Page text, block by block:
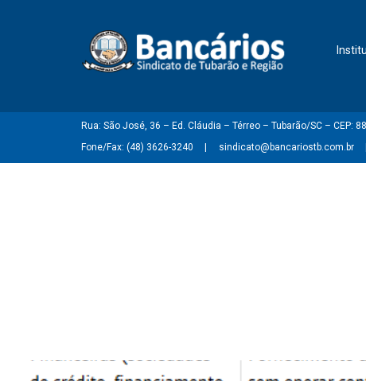
Rua: São José, 36 – Ed. Cláudia – Térreo – Tubarão/SC – CEP:
Fone/Fax: (48) 3626-3240
sindicato@bancariostb.com.br